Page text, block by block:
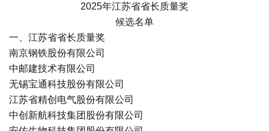
2025年江苏省省长质量奖
候选名单
一、江苏省省长质量奖
南京钢铁股份有限公司
中邮建技术有限公司
无锡宝通科技股份有限公司
江苏省精创电气股份有限公司
中创新航科技集团股份有限公司